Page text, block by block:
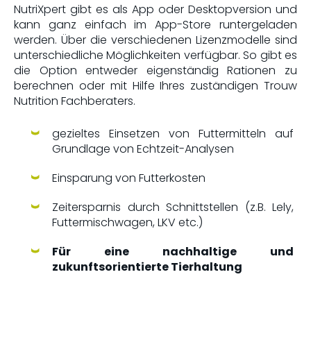
NutriXpert gibt es als App oder Desktopversion und
kann ganz einfach im App-Store runtergeladen
werden. Über die verschiedenen Lizenzmodelle sind
unterschiedliche Möglichkeiten verfügbar. So gibt es
die Option entweder eigenständig Rationen zu
berechnen oder mit Hilfe Ihres zuständigen Trouw
Nutrition Fachberaters.
gezieltes Einsetzen von Futtermitteln auf
Grundlage von Echtzeit-Analysen
Einsparung von Futterkosten
Zeitersparnis durch Schnittstellen (z.B. Lely,
Futtermischwagen, LKV etc.)
Für eine nachhaltige und
zukunftsorientierte Tierhaltung